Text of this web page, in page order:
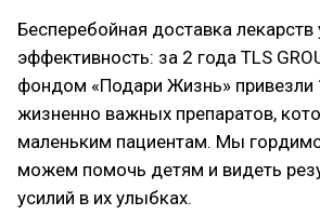
Бесперебойная доставка
эффективность: за 2 года TLS
фондом «Подари Жизнь» привезли
жизненно важных препаратов,
маленьким пациентам. Мы
можем помочь детям и видеть
усилий в их улыбках.